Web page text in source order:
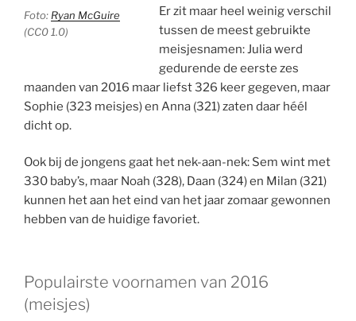
Foto: Ryan McGuire
(CC0 1.0)
Er zit maar heel weinig verschil
tussen de meest gebruikte
meisjesnamen: Julia werd
gedurende de eerste zes
maanden van 2016 maar liefst 326 keer gegeven, maar
Sophie (323 meisjes) en Anna (321) zaten daar héél
dicht op.
Ook bij de jongens gaat het nek-aan-nek: Sem wint met
330 baby’s, maar Noah (328), Daan (324) en Milan (321)
kunnen het aan het eind van het jaar zomaar gewonnen
hebben van de huidige favoriet.
Populairste voornamen van 2016
(meisjes)